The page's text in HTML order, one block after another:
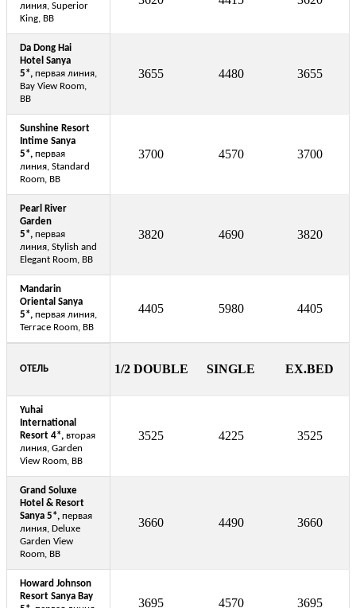
линия, Superior
King, BB
Da Dong Hai
Hotel Sanya
5*, первая линия,
Bay View Room,
BB
3655 4480 3655
Sunshine Resort
Intime Sanya
5*, первая
линия, Standard
Room, BB
3700 4570 3700
Pearl River
Garden
5*, первая
линия, Stylish and
Elegant Room, BB
3820 4690 3820
Mandarin
Oriental Sanya
5*, первая линия,
Terrace Room, BB
4405 5980 4405
ОТЕЛЬ 1/2 DOUBLE SINGLE EX.BED
Yuhai
International
Resort 4*, вторая
линия, Garden
View Room, BB
3525 4225 3525
Grand Soluxe
Hotel & Resort
Sanya 5*, первая
линия, Deluxe
Garden View
Room, BB
3660 4490 3660
Howard Johnson
Resort Sanya Bay
3695 4570 3695